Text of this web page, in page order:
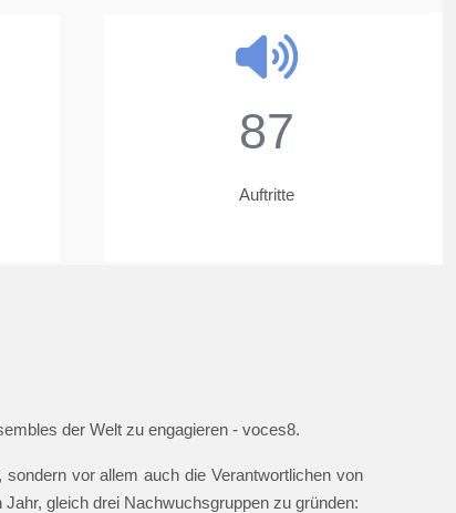
87
Auftritte
der Welt zu engagieren - voces8.
vor allem auch die Verantwortlichen von
gleich drei Nachwuchsgruppen zu gründen: